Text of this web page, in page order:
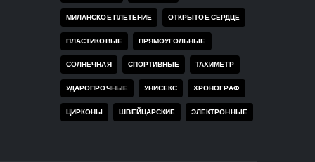
МИЛАНСКОЕ ПЛЕТЕНИЕ ОТКРЫТОЕ СЕРДЦЕ
ПЛАСТИКОВЫЕ ПРЯМОУГОЛЬНЫЕ
СОЛНЕЧНАЯ СПОРТИВНЫЕ ТАХИМЕТР
УДАРОПРОЧНЫЕ УНИСЕКС ХРОНОГРАФ
ЦИРКОНЫ ШВЕЙЦАРСКИЕ ЭЛЕКТРОННЫЕ